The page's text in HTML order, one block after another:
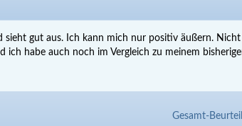
sieht gut aus. Ich kann mich nur positiv äußern.
habe auch noch im Vergleich zu meinem
Gesamt-